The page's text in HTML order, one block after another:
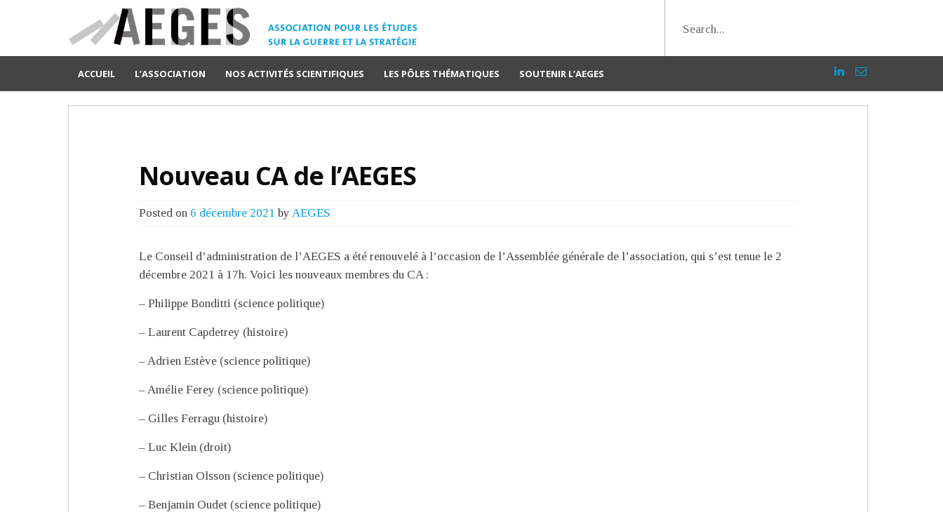
ACCUEIL L’ASSOCIATION NOS ACTIVITÉS SCIENTIFIQUES LES PÔLES THÉMATIQUES SOUTENIR L’AEGES
Nouveau CA de l’AEGES
Posted on 6 décembre 2021 byAEGES
Le Conseil d’administration de l’AEGES a été renouvelé à l’occasion de l’Assemblée générale de l’association, qui s’est tenue le 2
décembre 2021 à 17h. Voici les nouveaux membres du CA :
– Philippe Bonditti (science politique)
– Laurent Capdetrey (histoire)
– Adrien Estève (science politique)
– Amélie Ferey (science politique)
– Gilles Ferragu (histoire)
– Luc Klein (droit)
– Christian Olsson (science politique)
– Benjamin Oudet (science politique)